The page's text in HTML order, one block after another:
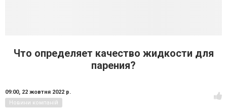
Что определяет качество жидкости для
парения?
09:00, 22 жовтня 2022 р.
Новини компаній